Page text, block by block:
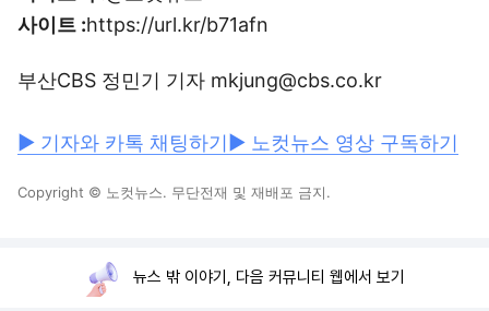
사이트 :https://url.kr/b71afn
부산CBS 정민기 기자 mkjung@cbs.co.kr
▶ 기자와 카톡 채팅하기 ▶ 노컷뉴스 영상 구독하기
Copyright © 노컷뉴스. 무단전재 및 재배포 금지.
뉴스 밖 이야기, 다음 커뮤니티 웹에서 보기